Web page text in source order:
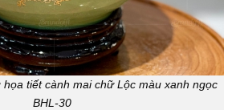
tiết cành mai chữ Lộc màu xanh ngọc
BHL-30